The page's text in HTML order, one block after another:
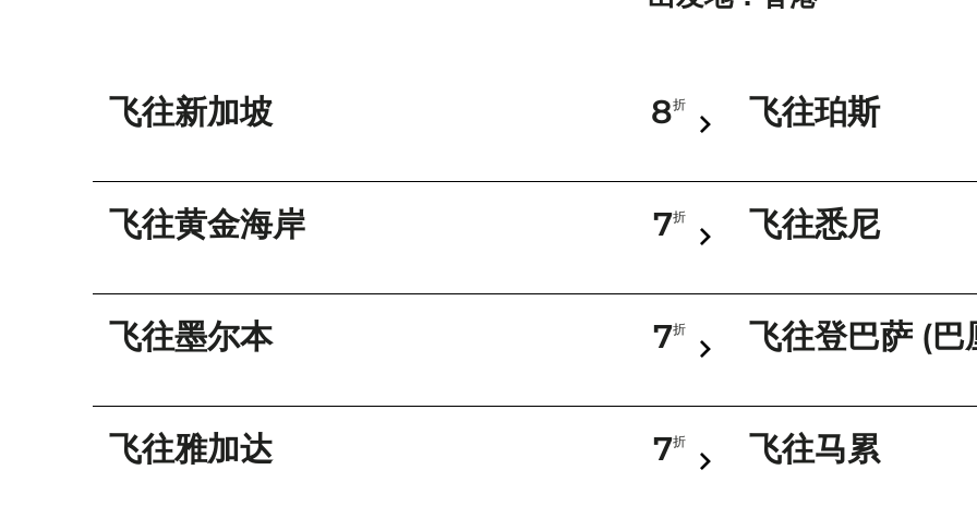
飞往新加坡 8折 飞往珀斯
飞往黄金海岸 7折 飞往悉尼
飞往墨尔本 7折 飞往登巴萨 (巴
飞往雅加达 7折 飞往马累